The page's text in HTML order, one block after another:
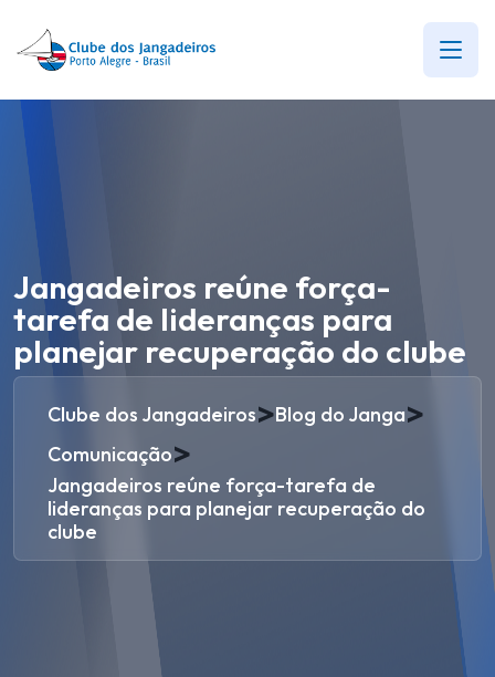
Jangadeiros reúne força-
tarefa de lideranças para
planejar recuperação do clube
Clube dos Jangadeiros>Blog do Janga>
Comunicação>
Jangadeiros reúne força-tarefa de
lideranças para planejar recuperação do
clube